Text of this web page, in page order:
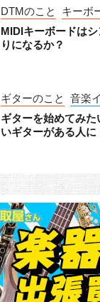
DTMのこと
キーボ
MIDIキーボードは
りになるか？
ギターのこと
音楽
ギターを始めてみ
いギターがある人